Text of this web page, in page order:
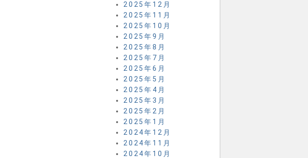
2025年12月
2025年11月
2025年10月
2025年9月
2025年8月
2025年7月
2025年6月
2025年5月
2025年4月
2025年3月
2025年2月
2025年1月
2024年12月
2024年11月
2024年10月